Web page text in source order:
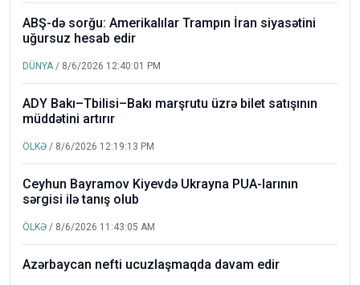
ABŞ-də sorğu: Amerikalılar Trampın İran siyasətini
uğursuz hesab edir
DÜNYA / 8/6/2026 12:40:01 PM
ADY Bakı–Tbilisi–Bakı marşrutu üzrə bilet satışının
müddətini artırır
ÖLKƏ / 8/6/2026 12:19:13 PM
Ceyhun Bayramov Kiyevdə Ukrayna PUA-larının
sərgisi ilə tanış olub
ÖLKƏ / 8/6/2026 11:43:05 AM
Azərbaycan nefti ucuzlaşmaqda davam edir